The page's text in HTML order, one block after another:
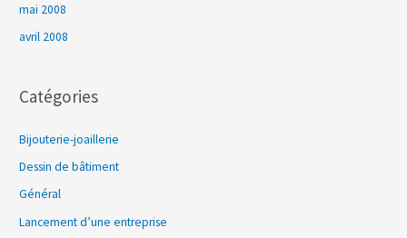
mai 2008
avril 2008
Catégories
Bijouterie-joaillerie
Dessin de bâtiment
Général
Lancement d’une entreprise